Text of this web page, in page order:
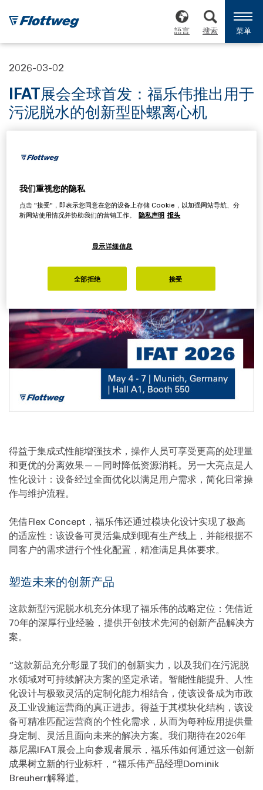
語言 搜索 菜单
2026-03-02
IFAT展会全球首发：福乐伟推出用于
污泥脱水的创新型卧螺离心机
解决方案。 这项创新产品融合了增强性能、最大适应性及
，其核心在于显著提升的处理效能：新型设备能更高效地脱
水工业及市政污泥，在节能与工艺优化方面树立全新标杆。
新型机器功能将效率提升至全新高度
得益于集成式性能增强技术，操作人员可享受更高的处理量
和更优的分离效果——同时降低资源消耗。另一大亮点是人
性化设计：设备经过全面优化以满足用户需求，简化日常操
作与维护流程。
凭借Flex Concept，福乐伟还通过模块化设计实现了极高
的适应性：该设备可灵活集成到现有生产线上，并能根据不
同客户的需求进行个性化配置，精准满足具体要求。
塑造未来的创新产品
这款新型污泥脱水机充分体现了福乐伟的战略定位：凭借近
70年的深厚行业经验，提供开创技术先河的创新产品解决方
案。
“这款新品充分彰显了我们的创新实力，以及我们在污泥脱
水领域对可持续解决方案的坚定承诺。智能性能提升、人性
化设计与极致灵活的定制化能力相结合，使该设备成为市政
及工业设施运营商的真正进步。得益于其模块化结构，该设
备可精准匹配运营商的个性化需求，从而为每种应用提供量
身定制、灵活且面向未来的解决方案。我们期待在2026年
慕尼黑IFAT展会上向参观者展示，福乐伟如何通过这一创新
成果树立新的行业标杆，”福乐伟产品经理Dominik
Breuherr解释道。
我们重视您的隐私
点击 "接受"，即表示您同意在您的设备上存储 Cookie，以加强网站导航、分
析网站使用情况并协助我们的营销工作。
隐私声明 报头
显示详细信息
全部拒绝 接受